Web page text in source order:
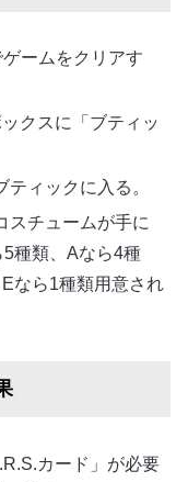
ームをクリアす
クスに「ブティッ
ィックに入る。
スチュームが手に
種類、Aなら4種
なら1種類用意され
カード」が必要